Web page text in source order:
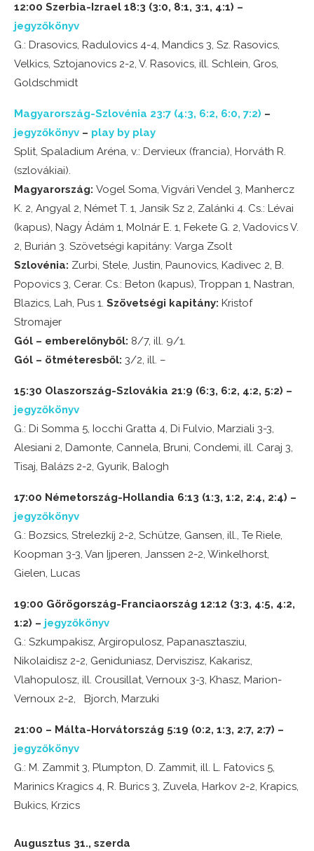
12:00 Szerbia-Izrael 18:3 (3:0, 8:1, 3:1, 4:1) –
jegyzőkönyv
G.: Drasovics, Radulovics 4-4, Mandics 3, Sz. Rasovics,
Velkics, Sztojanovics 2-2, V. Rasovics, ill. Schlein, Gros,
Goldschmidt
Magyarország-Szlovénia 23:7 (4:3, 6:2, 6:0, 7:2) –
jegyzőkönyv – play by play
Split, Spaladium Aréna, v.: Dervieux (francia), Horváth R.
(szlovákiai).
Magyarország: Vogel Soma, Vigvári Vendel 3, Manhercz
K. 2, Angyal 2, Német T. 1, Jansik Sz 2, Zalánki 4. Cs.: Lévai
(kapus), Nagy Ádám 1, Molnár E. 1, Fekete G. 2, Vadovics V.
2, Burián 3. Szövetségi kapitány: Varga Zsolt
Szlovénia: Zurbi, Stele, Justin, Paunovics, Kadivec 2, B.
Popovics 3, Cerar. Cs.: Beton (kapus), Troppan 1, Nastran,
Blazics, Lah, Pus 1. Szövetségi kapitány: Kristof
Stromajer
Gól – emberelőnyből: 8/7, ill. 9/1.
Gól – ötméteresből: 3/2, ill. –
15:30 Olaszország-Szlovákia 21:9 (6:3, 6:2, 4:2, 5:2) –
jegyzőkönyv
G.: Di Somma 5, Iocchi Gratta 4, Di Fulvio, Marziali 3-3,
Alesiani 2, Damonte, Cannela, Bruni, Condemi, ill. Caraj 3,
Tisaj, Balázs 2-2, Gyurik, Balogh
17:00 Németország-Hollandia 6:13 (1:3, 1:2, 2:4, 2:4) –
jegyzőkönyv
G.: Bozsics, Strelezkíj 2-2, Schütze, Gansen, ill., Te Riele,
Koopman 3-3, Van Ijperen, Janssen 2-2, Winkelhorst,
Gielen, Lucas
19:00 Görögország-Franciaország 12:12 (3:3, 4:5, 4:2,
1:2) – jegyzőkönyv
G.: Szkumpakisz, Argiropulosz, Papanasztasziu,
Nikolaidisz 2-2, Geniduniasz, Derviszisz, Kakarisz,
Vlahopulosz, ill. Crousillat, Vernoux 3-3, Khasz, Marion-
Vernoux 2-2, Bjorch, Marzuki
21:00 – Málta-Horvátország 5:19 (0:2, 1:3, 2:7, 2:7) –
jegyzőkönyv
G.: M. Zammit 3, Plumpton, D. Zammit, ill. L. Fatovics 5,
Marinics Kragics 4, R. Burics 3, Zuvela, Harkov 2-2, Krapics,
Bukics, Krzics
Augusztus 31., szerda